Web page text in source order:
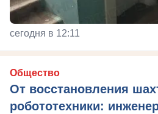
сегодня в 12:11
Общество
От восстановления
робототехники: